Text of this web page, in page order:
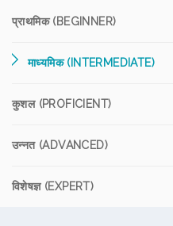
प्राथमिक (BEGINNER)
माध्यमिक (INTERMEDIATE)
कुशल (PROFICIENT)
उन्नत (ADVANCED)
विशेषज्ञ (EXPERT)